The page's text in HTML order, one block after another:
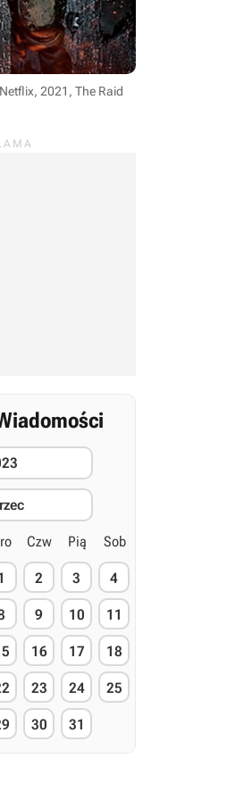
2021, The Raid
Czw Pią Sob
2 3 4
9 10 11
16 17 18
23 24 25
30 31